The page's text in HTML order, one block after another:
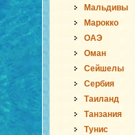
Мальдивы
Марокко
ОАЭ
Оман
Сейшелы
Сербия
Таиланд
Танзания
Тунис